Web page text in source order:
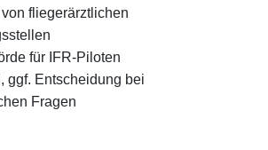
fliegerärztlichen
für IFR-Piloten
ggf. Entscheidung bei
Fragen